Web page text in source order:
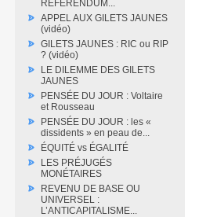
RÉFÉRENDUM...
APPEL AUX GILETS JAUNES
(vidéo)
GILETS JAUNES : RIC ou RIP
? (vidéo)
LE DILEMME DES GILETS
JAUNES
PENSÉE DU JOUR : Voltaire
et Rousseau
PENSÉE DU JOUR : les «
dissidents » en peau de...
ÉQUITÉ vs ÉGALITÉ
LES PRÉJUGÉS
MONÉTAIRES
REVENU DE BASE OU
UNIVERSEL :
L’ANTICAPITALISME...